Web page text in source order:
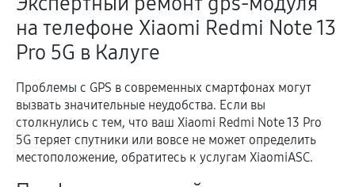
на телефоне Xiaomi Redmi Note 13
Pro 5G в Калуге
Проблемы с GPS в современных смартфонах могут
вызвать значительные неудобства. Если вы
столкнулись с тем, что ваш Xiaomi Redmi Note 13 Pro
5G теряет спутники или вовсе не может определить
местоположение, обратитесь к услугам XiaomiASC.